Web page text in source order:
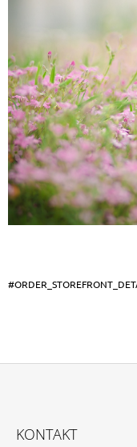
KONTAKT